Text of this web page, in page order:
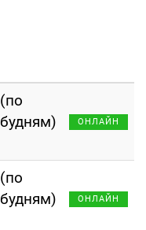
(по
будням)
ОНЛАЙН
(по
будням)
ОНЛАЙН